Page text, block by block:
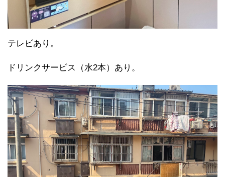
テレビあり。
ドリンクサービス（水2本）あり。